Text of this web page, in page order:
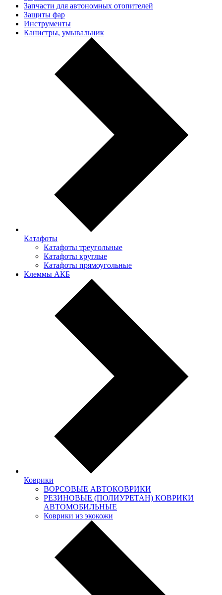
Запчасти для автономных отопителей
Защиты фар
Инструменты
Канистры, умывальник
Катафоты
Катафоты треугольные
Катафоты круглые
Катафоты прямоугольные
Клеммы АКБ
Коврики
ВОРСОВЫЕ АВТОКОВРИКИ
РЕЗИНОВЫЕ (ПОЛИУРЕТАН) КОВРИКИ
АВТОМОБИЛЬНЫЕ
Коврики из экокожи